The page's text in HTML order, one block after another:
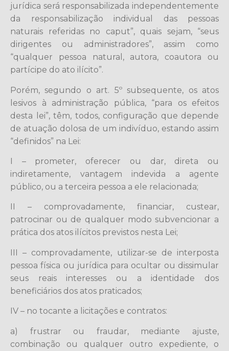
jurídica será responsabilizada independentemente
da responsabilização individual das pessoas
naturais referidas no caput”, quais sejam, “seus
dirigentes ou administradores”, assim como
“qualquer pessoa natural, autora, coautora ou
partícipe do ato ilícito”.
Porém, segundo o art. 5º subsequente, os atos
lesivos à administração pública, “para os efeitos
desta lei”, têm, todos, configuração que depende
de atuação dolosa de um indivíduo, estando assim
“definidos” na Lei:
I – prometer, oferecer ou dar, direta ou
indiretamente, vantagem indevida a agente
público, ou a terceira pessoa a ele relacionada;
II – comprovadamente, financiar, custear,
patrocinar ou de qualquer modo subvencionar a
prática dos atos ilícitos previstos nesta Lei;
III – comprovadamente, utilizar-se de interposta
pessoa física ou jurídica para ocultar ou dissimular
seus reais interesses ou a identidade dos
beneficiários dos atos praticados;
IV – no tocante a licitações e contratos:
a) frustrar ou fraudar, mediante ajuste,
combinação ou qualquer outro expediente, o